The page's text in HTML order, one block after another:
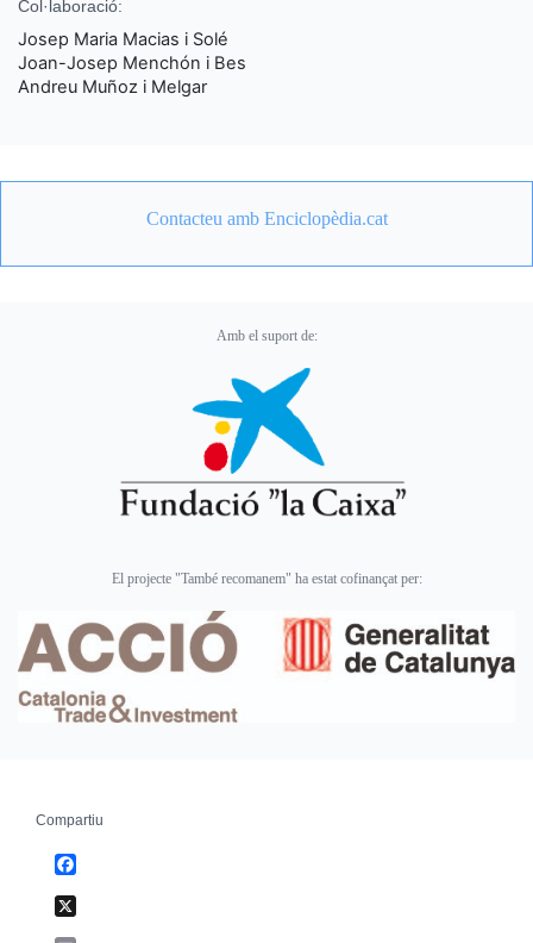
Col·laboració:
Josep Maria Macias i Solé
Joan-Josep Menchón i Bes
Andreu Muñoz i Melgar
Contacteu amb Enciclopèdia.cat
Amb el suport de:
El projecte "També recomanem" ha estat cofinançat per:
Compartiu